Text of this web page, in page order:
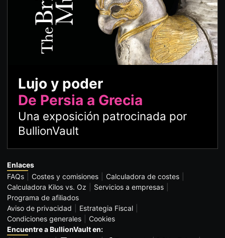
Lujo y poder
De Persia a Grecia
Una exposición patrocinada por
BullionVault
Enlaces
FAQs
Costes y comisiones
Calculadora de costes
Calculadora Kilos vs. Oz
Servicios a empresas
Programa de afiliados
Aviso de privacidad
Estrategia Fiscal
Condiciones generales
Cookies
Encuentre a BullionVault en: